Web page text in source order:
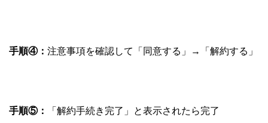
手順④： 注意事項を確認して「同意する」→「解約する」
手順⑤： 「解約手続き完了」と表示されたら完了